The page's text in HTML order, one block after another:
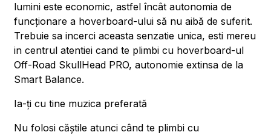
lumini este economic, astfel încât autonomia de
funcționare a hoverboard-ului să nu aibă de suferit.
Trebuie sa incerci aceasta senzatie unica, esti mereu
in centrul atentiei cand te plimbi cu hoverboard-ul
Off-Road SkullHead PRO, autonomie extinsa de la
Smart Balance.
Ia-ți cu tine muzica preferată
Nu folosi căștile atunci când te plimbi cu